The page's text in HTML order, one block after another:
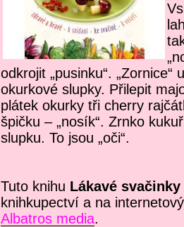
odkrojit „pusinku“.
okurkové slupky. Přilepit
plátek okurky tři cherry
špičku – „nosík“. Zrnko
slupku. To jsou „oči“.
Tuto knihu Lákavé
knihkupectví a na
Albatros media.